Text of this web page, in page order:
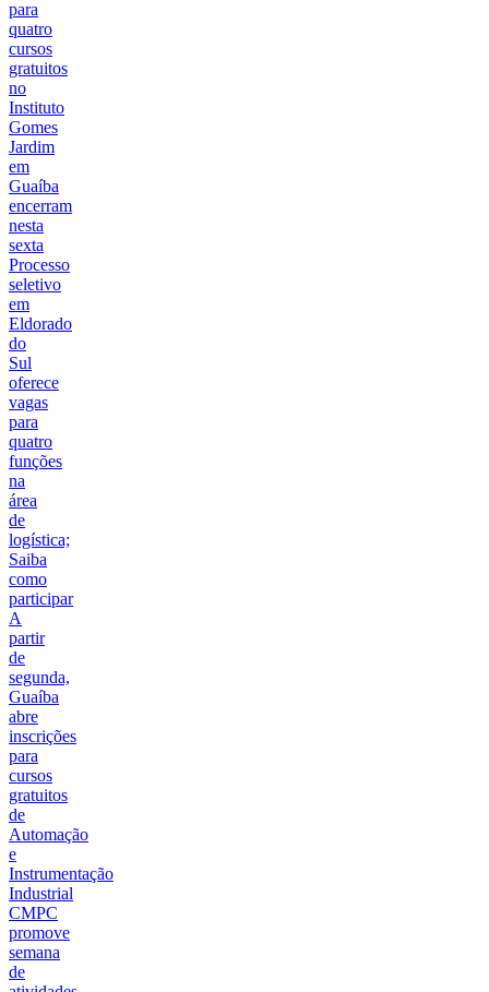
para
quatro
cursos
gratuitos
no
Instituto
Gomes
Jardim
em
Guaíba
encerram
nesta
sexta
Processo
seletivo
em
Eldorado
do
Sul
oferece
vagas
para
quatro
funções
na
área
de
logística;
Saiba
como
participar
A
partir
de
segunda,
Guaíba
abre
inscrições
para
cursos
gratuitos
de
Automação
e
Instrumentação
Industrial
CMPC
promove
semana
de